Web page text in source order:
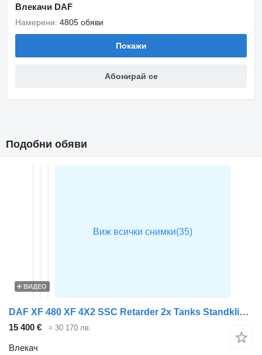
Влекачи DAF
Намерени: 4805 обяви
Покажи
Абонирай се
Подобни обяви
ВИДЕО
DAF XF 480 XF 4X2 SSC Retarder 2x Tanks Standklima ACC
15 400 € ≈ 30 170 лв.
Влекач